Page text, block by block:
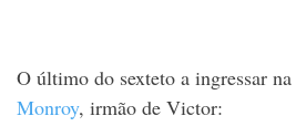
O último do sexteto a ingressar
Monroy, irmão de Victor: